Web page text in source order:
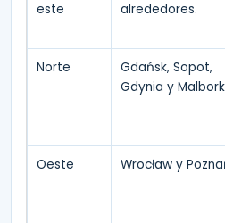
este
alrededores.
Norte
Gdańsk, Sopot,
Gdynia y
Oeste Wrocław y